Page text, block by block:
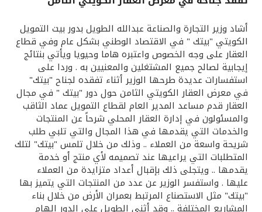
أدوات وخدمات
خدمات ما بعد البيع
اتصل بنا
مواقع الفروع وأجهزة الصرف الآلي
ألمانيا
أشاد وزير التجارة والصناعة عبدالله الطويل بدور بيت التمويل
الكويتي "بيتك " في الاقتصاد الوطني بشكل عام وفي قطاع
العقار على وجه الخصوص واعتبره هاما وحيويا ويأتي بنتائج
إيجابية لصالح جميع المشتغلين والمعنيين به . وردا على
استفسارات عديدة طرحها الوزير أثناء تفقده لجناح "بيتك"
في معرض العقار الكويتي الثامن حول دور "بيتك " في مجال
العقار قدم مساعد المدير العام لقطاع التمويل عماد الثاقب
والمسئولون في إدارة العقار المحلي شرحاً عن المنتجات
والخدمات التي يقدمها في هذا المجال والتي تلبي طلب
شريحة واسعة من العملاء .. وذلك من خلال تلمس "بيتك" لتلك
المتطلبات التي يراعيها عند تصميمه لأي منتج أو خدمة
يقدمها .. ويتجلى ذلك بإقبال أعداد متزايدة من العملاء
عليها . واستفسر الوزير عن عدد من المنتجات التي يتميز بها
"بيتك" مثل الاستصناع المرتبط بعمران الأرض من خلال بناء
المشاريع المختلفة .. وقد أثنى الطويل على الدور الهام